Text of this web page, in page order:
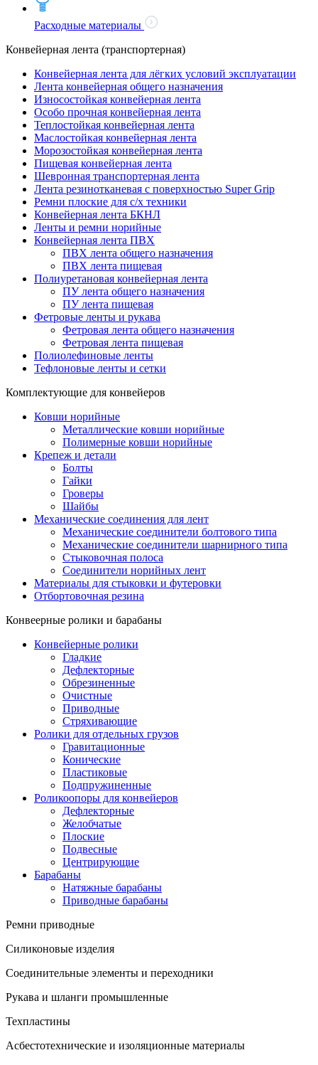
Расходные материалы
Конвейерная лента (транспортерная)
Конвейерная лента для лёгких условий эксплуатации
Лента конвейерная общего назначения
Износостойкая конвейерная лента
Особо прочная конвейерная лента
Теплостойкая конвейерная лента
Маслостойкая конвейерная лента
Морозостойкая конвейерная лента
Пищевая конвейерная лента
Шевронная транспортерная лента
Лента резинотканевая с поверхностью Super Grip
Ремни плоские для с/х техники
Конвейерная лента БКНЛ
Ленты и ремни норийные
Конвейерная лента ПВХ
ПВХ лента общего назначения
ПВХ лента пищевая
Полиуретановая конвейерная лента
ПУ лента общего назначения
ПУ лента пищевая
Фетровые ленты и рукава
Фетровая лента общего назначения
Фетровая лента пищевая
Полиолефиновые ленты
Тефлоновые ленты и сетки
Комплектующие для конвейеров
Ковши норийные
Металлические ковши норийные
Полимерные ковши норийные
Крепеж и детали
Болты
Гайки
Гроверы
Шайбы
Механические соединения для лент
Механические соединители болтового типа
Механические соединители шарнирного типа
Стыковочная полоса
Соединители норийных лент
Материалы для стыковки и футеровки
Отбортовочная резина
Конвеерные ролики и барабаны
Конвейерные ролики
Гладкие
Дефлекторные
Обрезиненные
Очистные
Приводные
Стряхивающие
Ролики для отдельных грузов
Гравитационные
Конические
Пластиковые
Подпружиненные
Роликоопоры для конвейеров
Дефлекторные
Желобчатые
Плоские
Подвесные
Центрирующие
Барабаны
Натяжные барабаны
Приводные барабаны
Ремни приводные
Силиконовые изделия
Соединительные элементы и переходники
Рукава и шланги промышленные
Техпластины
Асбестотехнические и изоляционные материалы